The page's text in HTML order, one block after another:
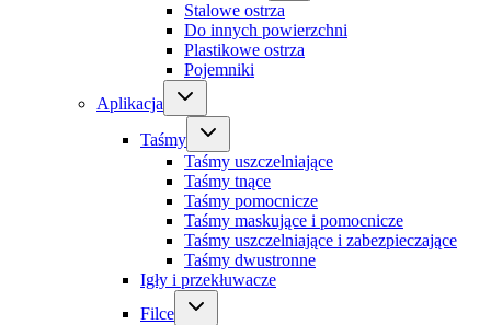
Stalowe ostrza
Do innych powierzchni
Plastikowe ostrza
Pojemniki
Aplikacja
Taśmy
Taśmy uszczelniające
Taśmy tnące
Taśmy pomocnicze
Taśmy maskujące i pomocnicze
Taśmy uszczelniające i zabezpieczające
Taśmy dwustronne
Igły i przekłuwacze
Filce